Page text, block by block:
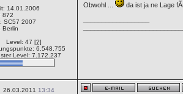
14.01.2006
872
SC57 2007
Berlin
Level: 47 [?]
6.548.755
Level: 7.172.237
Obwohl ...
da ist ja ne Lage
26.03.2011 13:34